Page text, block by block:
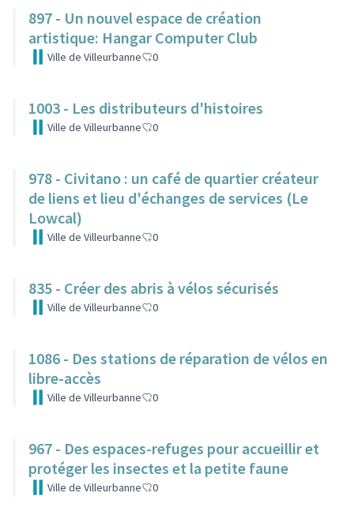
897 - Un nouvel espace de création
artistique: Hangar Computer Club
Ville de Villeurbanne 0
1003 - Les distributeurs d'histoires
Ville de Villeurbanne 0
978 - Civitano : un café de quartier créateur
de liens et lieu d'échanges de services (Le
Lowcal)
Ville de Villeurbanne 0
835 - Créer des abris à vélos sécurisés
Ville de Villeurbanne 0
1086 - Des stations de réparation de vélos en
libre-accès
Ville de Villeurbanne 0
967 - Des espaces-refuges pour accueillir et
protéger les insectes et la petite faune
Ville de Villeurbanne 0